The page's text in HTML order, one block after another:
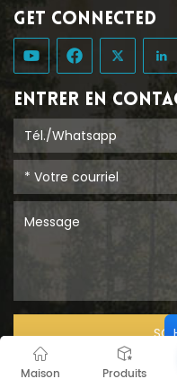
GET CONNECTED
ENTRER EN
Maison Produits